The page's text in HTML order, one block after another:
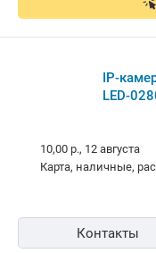
PRO